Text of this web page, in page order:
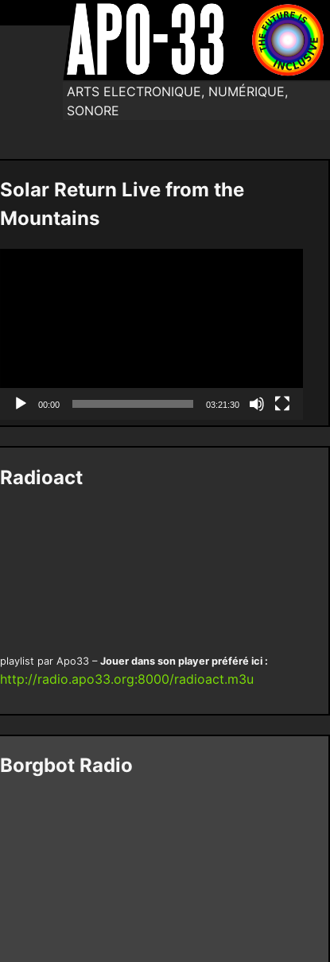
ARTS ELECTRONIQUE, NUMÉRIQUE,
SONORE
Solar Return Live from the
Mountains
00:00 03:21:30
Radioact
playlist par Apo33 –Jouer dans son player préféré ici :
http://radio.apo33.org:8000/radioact.m3u
Borgbot Radio